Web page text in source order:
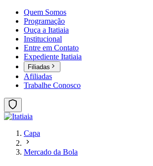
Quem Somos
Programação
Ouça a Itatiaia
Institucional
Entre em Contato
Expediente Itatiaia
Filiadas
Afiliadas
Trabalhe Conosco
Capa
Mercado da Bola